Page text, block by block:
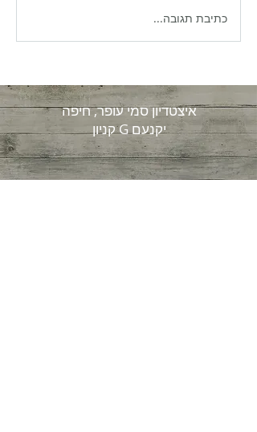
למה 20 גרם חלבון לבניית
שריר: מדע או סיסמה?
כתיבת תגובה...
איצטדיון סמי עופר, חיפה
קניון G יקנעם